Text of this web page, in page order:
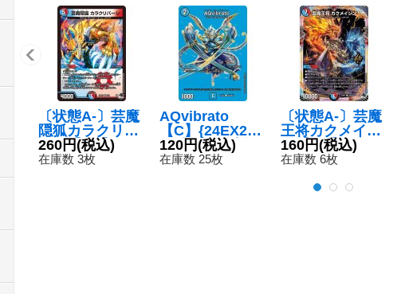
〔状態A-〕芸魔
隠狐カラクリバ
ーシ【VR】{23
RP36/74}《多》
260円(税込)
在庫数 3枚
AQvibrato
【C】{24EX2超
43/超47}《水》
120円(税込)
在庫数 25枚
〔状態A-〕芸魔
王将カクメイジ
ン【OR】{23R
P3OR2/OR2}
160円(税込)
在庫数 6枚